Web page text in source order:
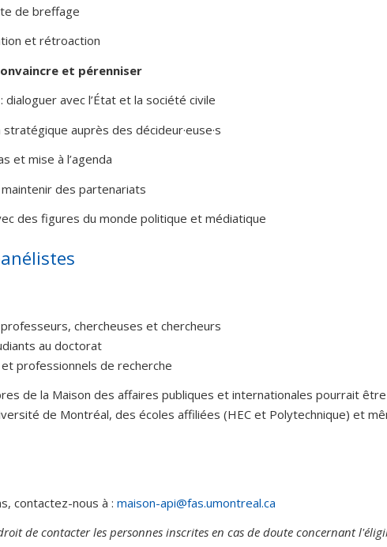
de breffage
et rétroaction
et pérenniser
dialoguer avec l’État et la société civile
auprès des décideur·euse·s
et mise à l’agenda
des partenariats
des figures du monde politique et médiatique
chercheuses et chercheurs
au doctorat
professionnels de recherche
de la Maison des affaires publiques et internationales pourrait
de Montréal, des écoles affiliées (HEC et Polytechnique) et
contactez-nous à : maison-api@fas.umontreal.ca
de contacter les personnes inscrites en cas de doute concernant